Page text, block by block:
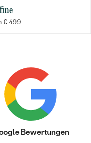
€ 499
Bewertungen